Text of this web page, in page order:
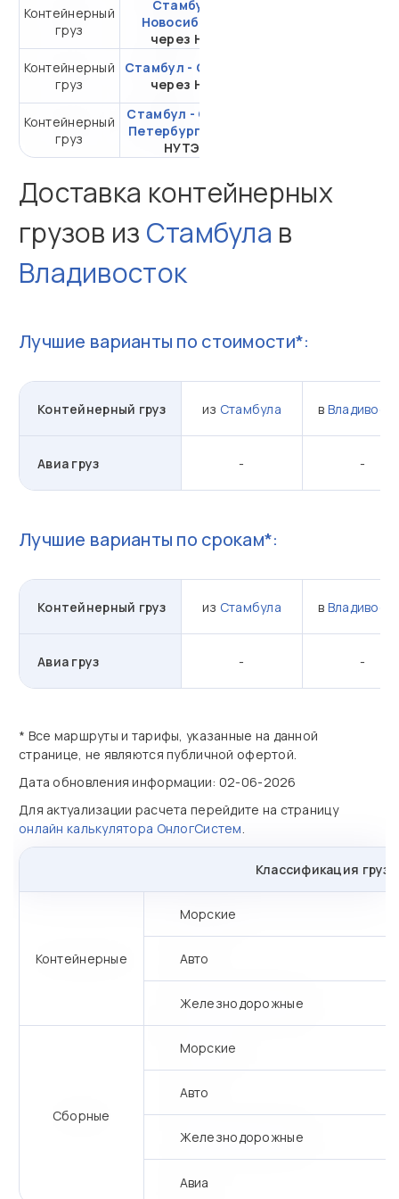
Контейнерный
груз
Стамбул -
Новосибирск
через НЛЭ
Контейнерный
груз
Стамбул - Самара
через НЛЭ
Контейнерный
груз
Стамбул - Санкт-
Петербург
НУТЭП
Доставка контейнерных
грузов из Стамбула в
Владивосток
Лучшие варианты по стоимости*:
Контейнерный груз из Стамбула в
Авиа груз - -
Лучшие варианты по срокам*:
Контейнерный груз из Стамбула в
Авиа груз - -
* Все маршруты и тарифы, указанные на данной
странице, не являются публичной офертой.
Дата обновления информации: 02-06-2026
Для актуализации расчета перейдите на страницу
онлайн калькулятора ОнлогСистем.
Классификация
Контейнерные
Морские
Авто
Железнодорожные
Сборные
Морские
Авто
Железнодорожные
Авиа